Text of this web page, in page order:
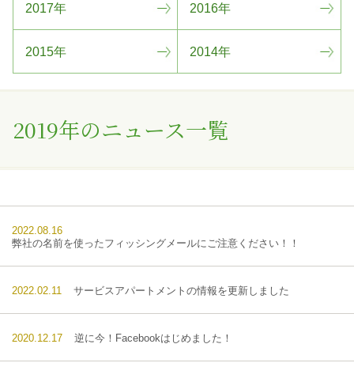
2017年 2016年
2015年 2014年
2019年のニュース一覧
2022.08.16
弊社の名前を使ったフィッシングメールにご注意ください！！
2022.02.11 サービスアパートメントの情報を更新しました
2020.12.17 逆に今！Facebookはじめました！